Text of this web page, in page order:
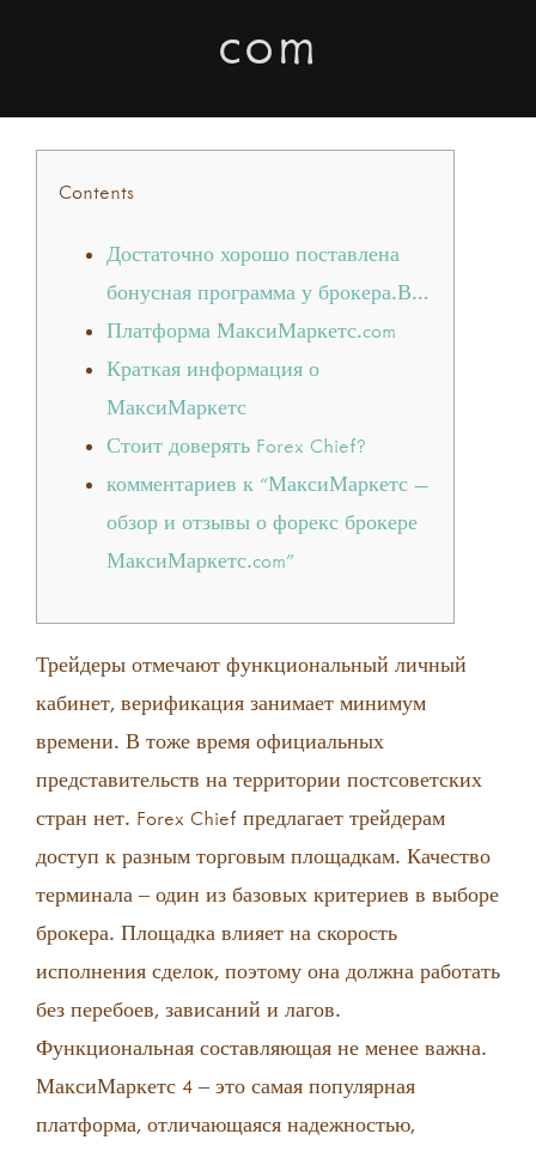
com
Contents
Достаточно хорошо поставлена
бонусная программа у брокера.В…
Платформа МаксиМаркетс.com
Краткая информация о
МаксиМаркетс
Стоит доверять Forex Chief?
комментариев к “МаксиМаркетс —
обзор и отзывы о форекс брокере
МаксиМаркетс.com”
Трейдеры отмечают функциональный личный
кабинет, верификация занимает минимум
времени. В тоже время официальных
представительств на территории постсоветских
стран нет. Forex Chief предлагает трейдерам
доступ к разным торговым площадкам. Качество
терминала ‒ один из базовых критериев в выборе
брокера. Площадка влияет на скорость
исполнения сделок, поэтому она должна работать
без перебоев, зависаний и лагов.
Функциональная составляющая не менее важна.
МаксиМаркетс 4 ‒ это самая популярная
платформа, отличающаяся надежностью,